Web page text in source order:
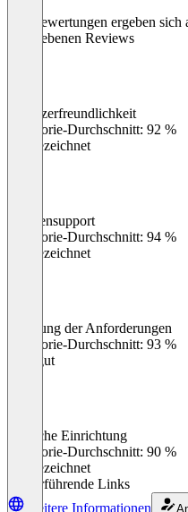
cloudbasiert und für regulierte
Rechenzentren, Rollenrechten
Die Bewertungen ergeben
abgegebenen Reviews
Benutzerfreundlichkeit
Kategorie-Durchschnitt: 92 %
Ausgezeichnet
Kundensupport
Kategorie-Durchschnitt: 94 %
Ausgezeichnet
Erfüllung der Anforderungen
Kategorie-Durchschnitt: 93 %
Sehr gut
Einfache Einrichtung
Kategorie-Durchschnitt: 90 %
Ausgezeichnet
Weiterführende Links
Weitere Informationen